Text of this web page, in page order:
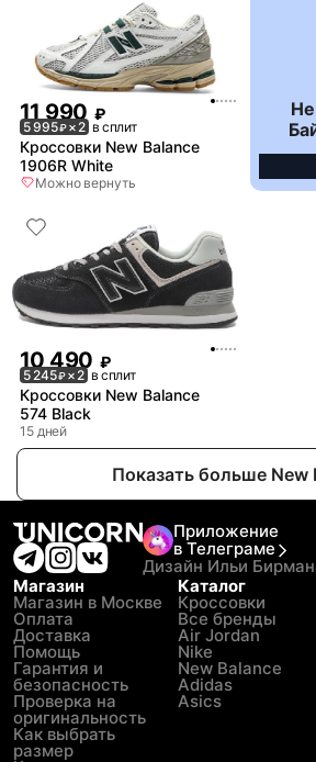
11 990 ₽
5 995₽× 2 в сплит
Кроссовки New Balance
1906R White
Можно вернуть
10 490 ₽
5 245₽× 2 в сплит
Кроссовки New Balance
574 Black
15 дней
Показать больше New
Приложение
в Телеграме
Дизайн Ильи
Магазин
Магазин в Москве
Оплата
Доставка
Помощь
Гарантия и
безопасность
Проверка на
оригинальность
Как выбрать
размер
Каталог
Кроссовки
Все бренды
Air Jordan
Nike
New Balance
Adidas
Asics